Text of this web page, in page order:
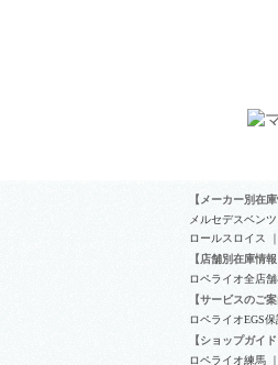
【メーカー別在庫
メルセデスベンツ
ロールスロイス
｜
【店舗別在庫情報
ロペライオ全店
【サービスのご案
ロペライオEGS
【ショップガイド
ロペライオ練馬 ｜